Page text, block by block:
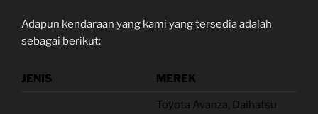
Adapun kendaraan yang kami yang tersedia adalah
sebagai berikut:
JENIS MEREK
Toyota Avanza, Daihatsu